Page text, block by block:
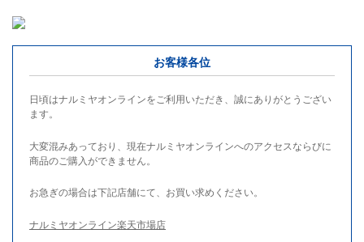
お客様各位
日頃はナルミヤオンラインをご利用いただき、誠にありがとうござい
ます。
大変混みあっており、現在ナルミヤオンラインへのアクセスならびに
商品のご購入ができません。
お急ぎの場合は下記店舗にて、お買い求めください。
ナルミヤオンライン楽天市場店